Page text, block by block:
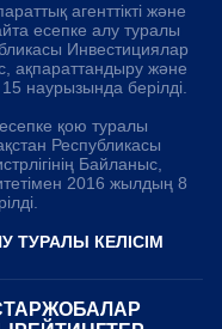
агенттікті және
есепке алу туралы
Инвестициялар
ақпараттандыру және
наурызында берілді.
қою туралы
Республикасы
Байланыс,
2016 жылдың 8
ТУРАЛЫ КЕЛІСІМ
ЖОБАЛАР